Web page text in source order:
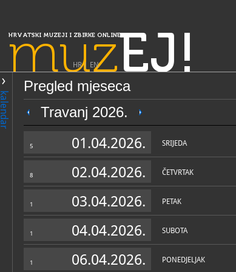
HRVATSKI MUZEJI I ZBIRKE ONLINE
muzEJ!
HR| EN
kalendar
Pregled mjeseca
Travanj 2026.
5 01.04.2026. SRIJEDA
8 02.04.2026. ČETVRTAK
1 03.04.2026. PETAK
1 04.04.2026. SUBOTA
1 06.04.2026. PONEDJELJAK
PRETRAŽIVANJE
Slavonija, Baranja i Srijem
Gradski muzej Vinkovci
OPĆI PODACI